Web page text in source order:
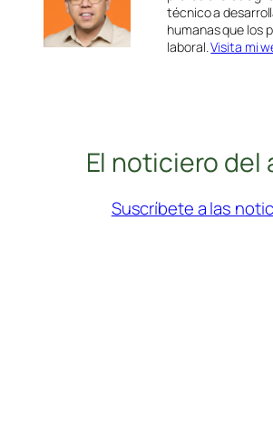
técnico a
humanas que los
laboral.Visita mi
El noticiero del
Suscríbete a las